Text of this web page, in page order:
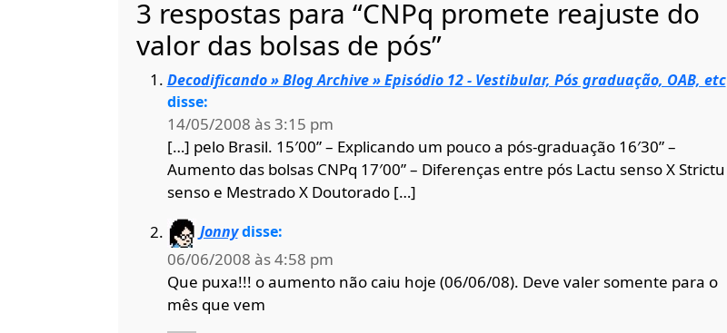
3 respostas para “CNPq promete reajuste do
valor das bolsas de pós”
Decodificando » Blog Archive » Episódio 12 - Vestibular, Pós graduação, OAB, etc
disse:
14/05/2008 às 3:15 pm
[…] pelo Brasil. 15′00” – Explicando um pouco a pós-graduação 16′30” –
Aumento das bolsas CNPq 17′00” – Diferenças entre pós Lactu senso X Strictu
senso e Mestrado X Doutorado […]
Jonny disse:
06/06/2008 às 4:58 pm
Que puxa!!! o aumento não caiu hoje (06/06/08). Deve valer somente para o
mês que vem